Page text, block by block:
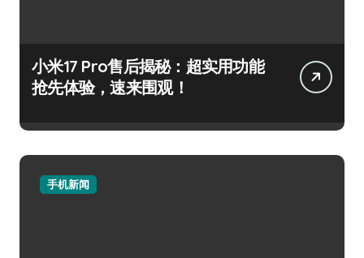
小米17 Pro售后揭秘：超实用功能
抢先体验，速来围观！
手机新闻